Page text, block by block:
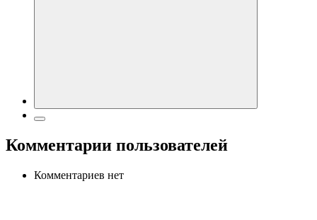
Комментарии пользователей
Комментариев нет